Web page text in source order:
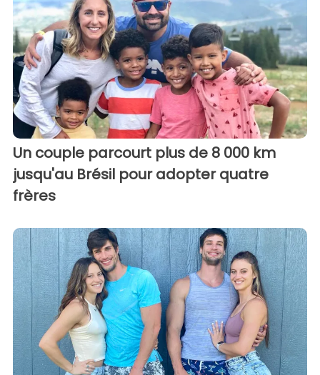
Un couple parcourt plus de 8 000 km
jusqu'au Brésil pour adopter quatre
frères